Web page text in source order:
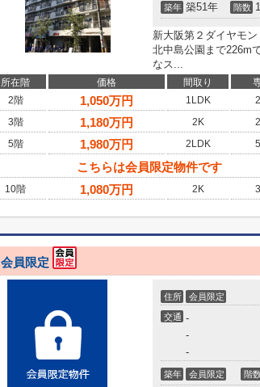
築年 築51年 階数
新大阪第２ダイヤモ
北中島公園まで226m
なス...
所在階 価格 間取り
2階
1,050万円 1LDK
3階
1,180万円 2K
5階
1,980万円 2LDK
こちらは会員限定物件です
10階
1,080万円 2K
会員限定
住所 会員限定
交通 -
-
-
築年 会員限定 階